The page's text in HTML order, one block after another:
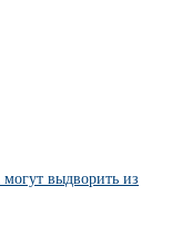
выдворить из